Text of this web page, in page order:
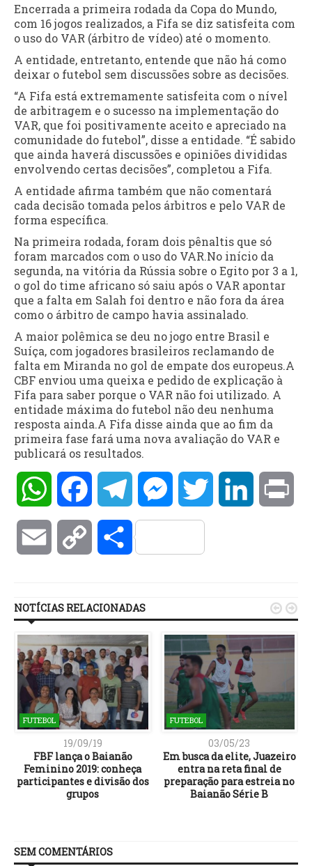
Encerrada a primeira rodada da Copa do Mundo,
com 16 jogos realizados, a Fifa se diz satisfeita com
o uso do VAR (árbitro de vídeo) até o momento.
A entidade, entretanto, entende que não há como
deixar o futebol sem discussões sobre as decisões.
“A Fifa está extremamente satisfeita com o nível
de arbitragem e o sucesso na implementação do
VAR, que foi positivamente aceito e apreciado na
comunidade do futebol”, disse a entidade. “É sabido
que ainda haverá discussões e opiniões divididas
envolvendo certas decisões”, completou a Fifa.
A entidade afirma também que não comentará
cada decisão tomada pelos árbitros e pelo VAR de
forma específica.
Na primeira rodada, foram dois pênaltis que só
foram marcados com o uso do VAR.No início da
segunda, na vitória da Rússia sobre o Egito por 3 a 1,
o gol do time africano só saiu após o VAR apontar
que a falta em Salah foi dentro e não fora da área
como o árbitro de campo havia assinalado.
A maior polêmica se deu no jogo entre Brasil e
Suíça, com jogadores brasileiros reclamando de
falta em Miranda no gol de empate dos europeus.A
CBF enviou uma queixa e pedido de explicação à
Fifa para saber porque o VAR não foi utilizado. A
entidade máxima do futebol não deu nenhuma
resposta ainda.A Fifa disse ainda que ao fim da
primeira fase fará uma nova avaliação do VAR e
publicará os resultados.
WhatsAppFacebookTelegramMessengerTwitter LinkedIn
Email Copy Compartilhar
NOTÍCIAS RELACIONADAS
FUTEBOL
19/09/19
FBF lança o Baianão
Feminino 2019: conheça
participantes e divisão dos
grupos
FUTEBOL
03/05/23
Em busca da elite, Juazeiro
entra na reta final de
preparação para estreia no
Baianão Série B
 
SEM COMENTÁRIOS